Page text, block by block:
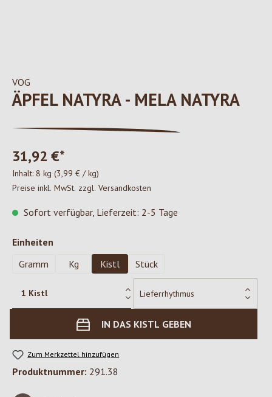
VOG
ÄPFEL NATYRA - MELA NATYRA
31,92 €*
Inhalt: 8 kg (3,99 € / kg)
Preise inkl. MwSt. zzgl. Versandkosten
Sofort verfügbar, Lieferzeit: 2-5 Tage
Einheiten
Gramm
Kg Kistl Stück
IN DAS KISTL GEBEN
Zum Merkzettel hinzufügen
Produktnummer: 291.38